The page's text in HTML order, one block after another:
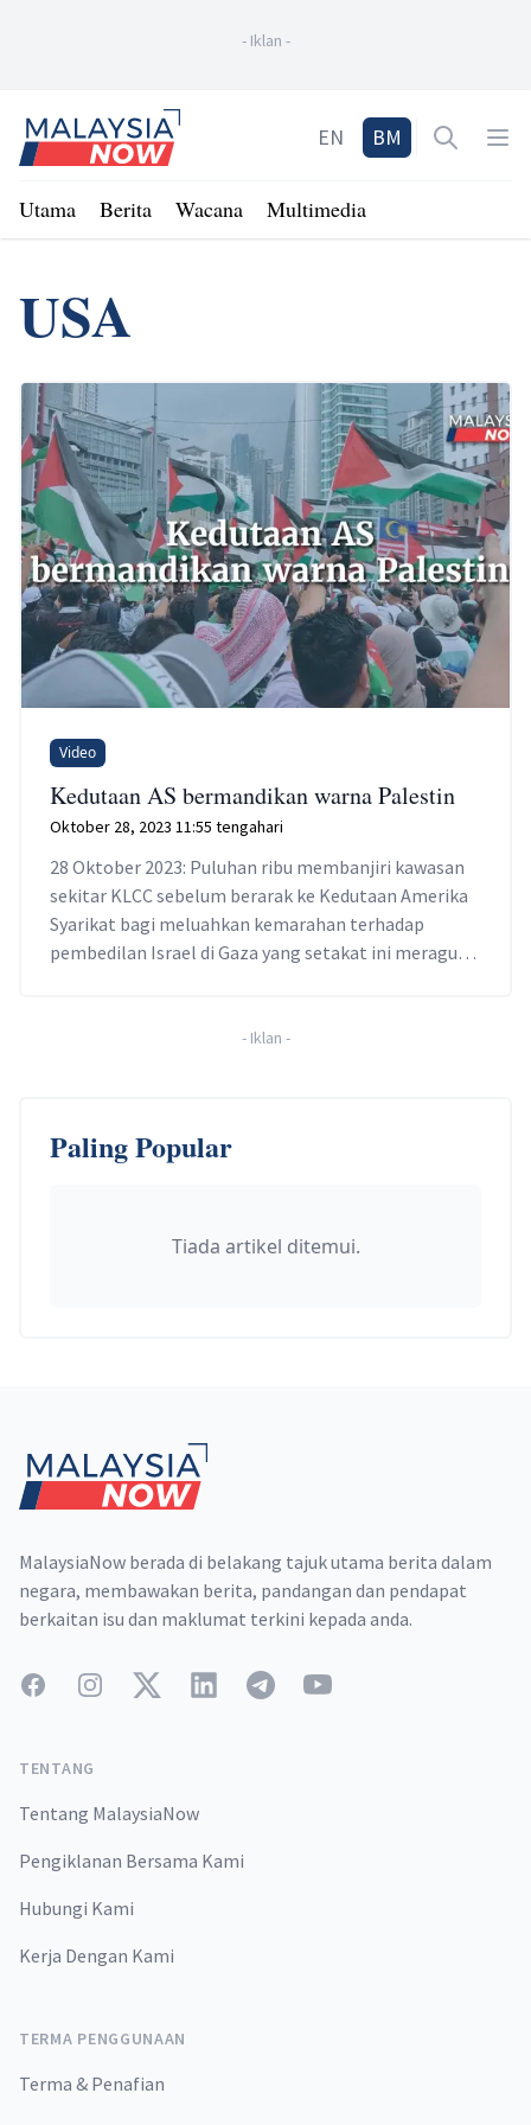
- Iklan -
Home
EN BM Open
Utama Berita Wacana Multimedia
USA
Video
Kedutaan AS bermandikan warna Palestin
Oktober 28, 2023 11:55 tengahari
28 Oktober 2023: Puluhan ribu membanjiri kawasan
sekitar KLCC sebelum berarak ke Kedutaan Amerika
Syarikat bagi meluahkan kemarahan terhadap
pembedilan Israel di Gaza yang setakat ini meragut
- Iklan -
Paling Popular
Tiada artikel ditemui.
MalaysiaNow berada di belakang tajuk utama berita dalam
negara, membawakan berita, pandangan dan pendapat
berkaitan isu dan maklumat terkini kepada anda.
FacebookInstagramTwitterLinkedInTelegramYouTube
TENTANG
Tentang MalaysiaNow
Pengiklanan Bersama Kami
Hubungi Kami
Kerja Dengan Kami
TERMA PENGGUNAAN
Terma & Penafian